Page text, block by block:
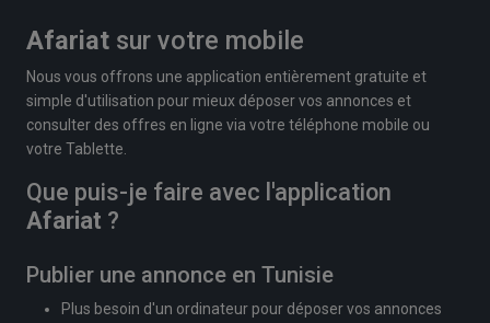
Afariat sur votre mobile
Nous vous offrons une application entièrement gratuite et
simple d'utilisation pour mieux déposer vos annonces et
consulter des offres en ligne via votre téléphone mobile ou
votre Tablette.
Que puis-je faire avec l'application
Afariat ?
Publier une annonce en Tunisie
Plus besoin d'un ordinateur pour déposer vos annonces